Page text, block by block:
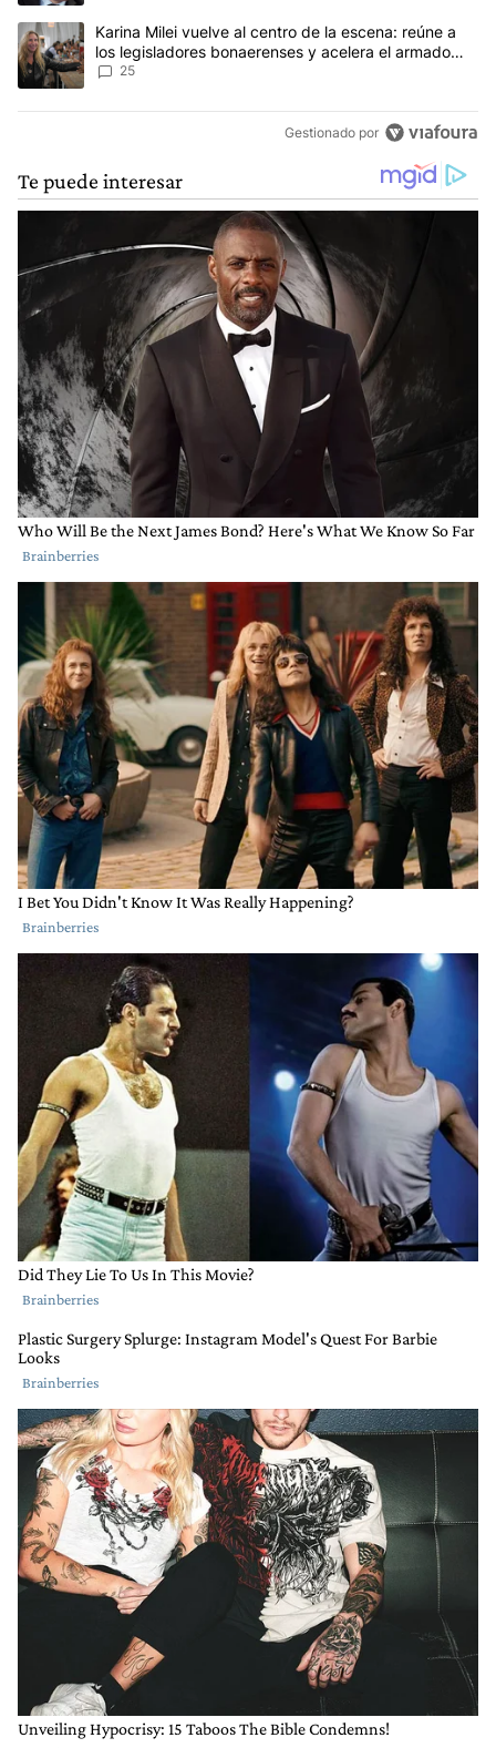
Un artículo de tendencia con el título "Karina Milei vuelve al
Karina Milei vuelve al centro de la escena: reúne a
los legisladores bonaerenses y acelera el armado
para 2027
25
Gestionado por